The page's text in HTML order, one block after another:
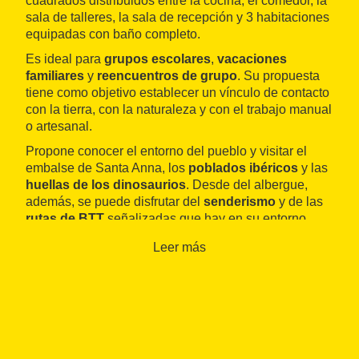
sala de talleres, la sala de recepción y 3 habitaciones
equipadas con baño completo.
Es ideal para grupos escolares, vacaciones
familiares y reencuentros de grupo. Su propuesta
tiene como objetivo establecer un vínculo de contacto
con la tierra, con la naturaleza y con el trabajo manual
o artesanal.
Propone conocer el entorno del pueblo y visitar el
embalse de Santa Anna, los poblados ibéricos y las
huellas de los dinosaurios. Desde del albergue,
además, se puede disfrutar del senderismo y de las
rutas de BTT señalizadas que hay en su entorno.
Leer más